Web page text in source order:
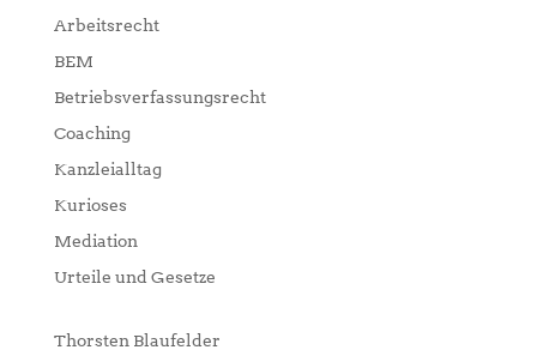
Arbeitsrecht
BEM
Betriebsverfassungsrecht
Coaching
Kanzleialltag
Kurioses
Mediation
Urteile und Gesetze
Thorsten Blaufelder